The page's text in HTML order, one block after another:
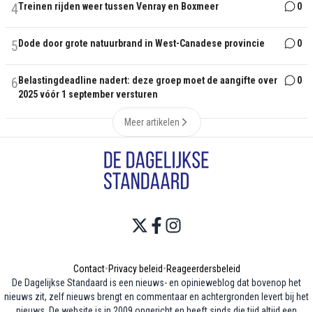
4Treinen rijden weer tussen Venray en Boxmeer 0
5 Dode door grote natuurbrand in West-Canadese provincie 0
6 Belastingdeadline nadert: deze groep moet de aangifte over
2025 vóór 1 september versturen
0
Meer artikelen
Contact•Privacy beleid•Reageerdersbeleid
De Dagelijkse Standaard is een nieuws- en opinieweblog dat bovenop het
nieuws zit, zelf nieuws brengt en commentaar en achtergronden levert bij het